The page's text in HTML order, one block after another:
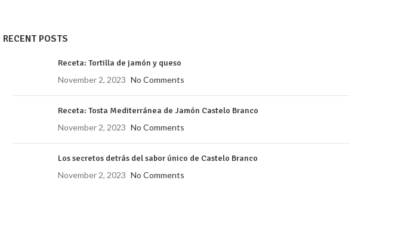
RECENT POSTS
Receta: Tortilla de jamón y queso
November 2, 2023 No Comments
Receta: Tosta Mediterránea de Jamón Castelo Branco
November 2, 2023 No Comments
Los secretos detrás del sabor único de Castelo Branco
November 2, 2023 No Comments